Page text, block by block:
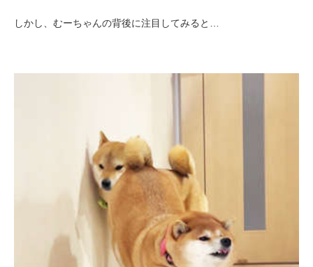
しかし、むーちゃんの背後に注目してみると…